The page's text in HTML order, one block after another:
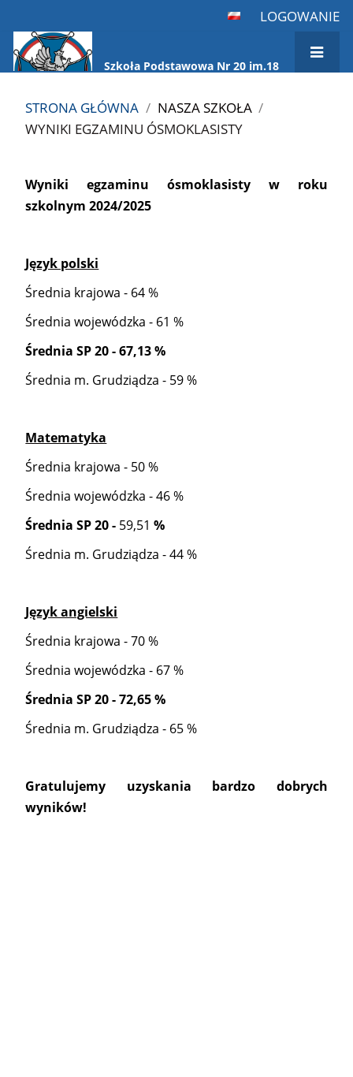
LOGOWANIE
Szkoła Podstawowa Nr 20 im.18
STRONA GŁÓWNA / NASZA SZKOŁA /
WYNIKI EGZAMINU ÓSMOKLASISTY
egzaminu
ósmoklasisty
Wyniki egzaminu ósmoklasisty w roku
szkolnym 2024/2025
Język polski
Średnia krajowa - 64 %
Średnia wojewódzka - 61 %
Średnia SP 20 - 67,13 %
Średnia m. Grudziądza - 59 %
Matematyka
Średnia krajowa - 50 %
Średnia wojewódzka - 46 %
Średnia SP 20 - 59,51 %
Średnia m. Grudziądza - 44 %
Język angielski
Średnia krajowa - 70 %
Średnia wojewódzka - 67 %
Średnia SP 20 - 72,65 %
Średnia m. Grudziądza - 65 %
Gratulujemy uzyskania bardzo dobrych
wyników!